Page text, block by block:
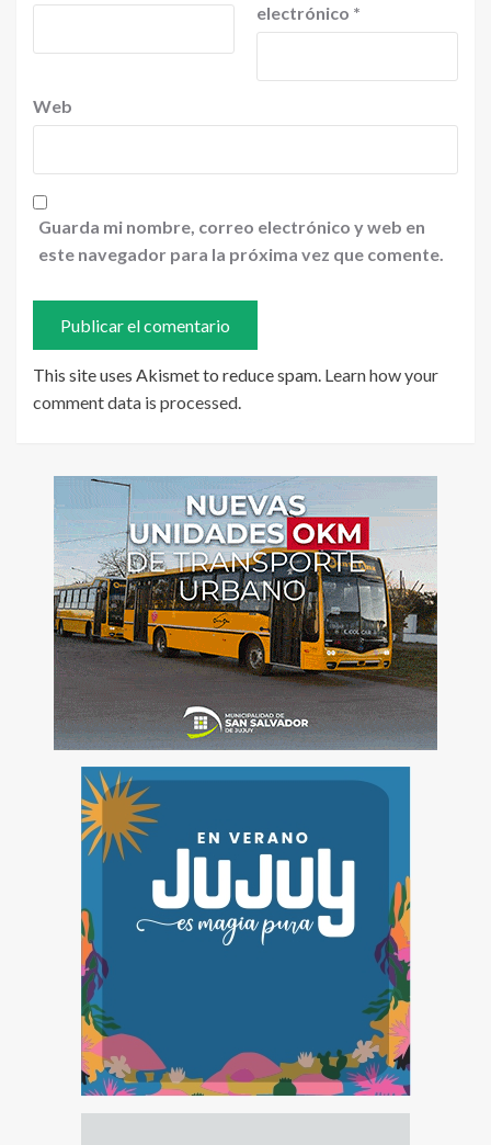
electrónico *
Web
Guarda mi nombre, correo electrónico y web en
este navegador para la próxima vez que comente.
This site uses Akismet to reduce spam. Learn how your
comment data is processed.